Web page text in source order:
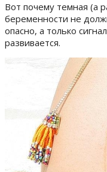
Вот почему темная (а
беременности не
опасно, а только
развивается.